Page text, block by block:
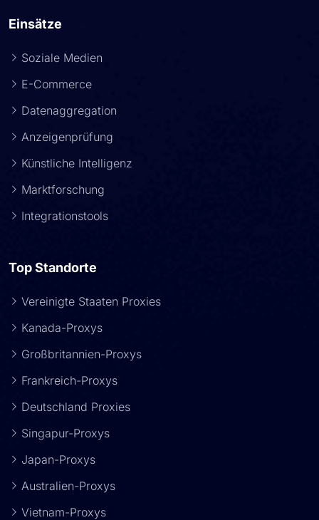
Einsätze
Soziale Medien
E-Commerce
Datenaggregation
Anzeigenprüfung
Künstliche Intelligenz
Marktforschung
Integrationstools
Top Standorte
Vereinigte Staaten Proxies
Kanada-Proxys
Großbritannien-Proxys
Frankreich-Proxys
Deutschland Proxies
Singapur-Proxys
Japan-Proxys
Australien-Proxys
Vietnam-Proxys